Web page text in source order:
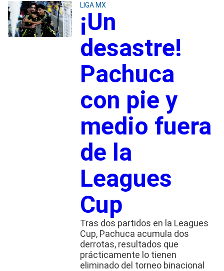
LIGA MX
¡Un
desastre!
Pachuca
con pie y
medio fuera
de la
Leagues
Cup
Tras dos partidos en la Leagues
Cup, Pachuca acumula dos
derrotas, resultados que
prácticamente lo tienen
eliminado del torneo binacional